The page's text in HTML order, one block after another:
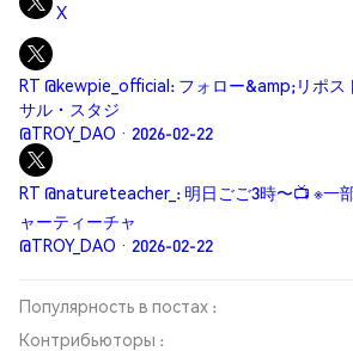
X
RT @kewpie_official: フォロー&amp;リポス
サル・スタジ
@TROY_DAO · 2026-02-22
RT @natureteacher_: 明日ごご3時〜📺 ※一
ャーティーチャ
@TROY_DAO · 2026-02-22
Популярность в постах :
Контрибьюторы :